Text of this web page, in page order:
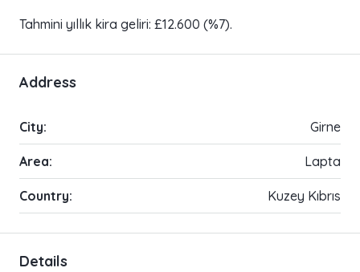
Tahmini yıllık kira geliri: £12.600 (%7).
Address
City: Girne
Area: Lapta
Country: Kuzey Kıbrıs
Details